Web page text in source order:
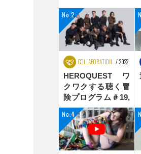
COLLABORATION 2022.08.25
HEROQUEST ワ
クワクする聴く冒
険プログラム＃19,
＃20 ダンス編